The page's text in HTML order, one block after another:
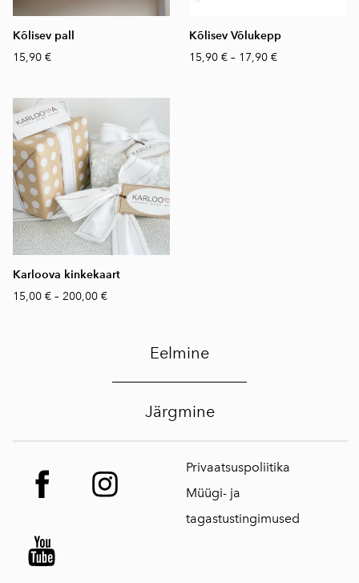
Kõlisev pall
15,90 €
Kõlisev Võlukepp
15,90 € – 17,90 €
Karloova kinkekaart
15,00 € – 200,00 €
Eelmine
Järgmine
Privaatsuspoliitika
Müügi- ja
tagastustingimused